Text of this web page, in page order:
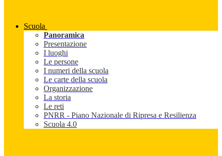
Scuola
Panoramica
Presentazione
I luoghi
Le persone
I numeri della scuola
Le carte della scuola
Organizzazione
La storia
Le reti
PNRR - Piano Nazionale di Ripresa e Resilienza
Scuola 4.0